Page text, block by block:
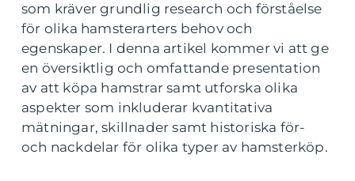
som kräver grundlig research och förståelse
för olika hamsterarters behov och
egenskaper. I denna artikel kommer vi att ge
en översiktlig och omfattande presentation
av att köpa hamstrar samt utforska olika
aspekter som inkluderar kvantitativa
mätningar, skillnader samt historiska för-
och nackdelar för olika typer av hamsterköp.